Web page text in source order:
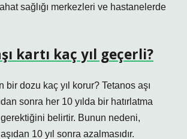
sağlığı merkezleri ve hastanelerde
kartı kaç yıl geçerli?
bir dozu kaç yıl korur? Tetanos aşı
sonra her 10 yılda bir hatırlatma
gerektiğini belirtir. Bunun nedeni,
10 yıl sonra azalmasıdır.